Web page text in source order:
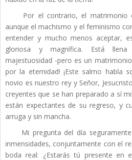
Por el contrario, el matrimonio
aunque el machismo y el feminismo
entender y mucho menos aceptar,
gloriosa y magnífica. Está llena
majestuosidad -pero es un matrimonio
por la eternidad! ¡Este salmo habla
novio es nuestro rey y Señor,
creyentes que se han preparado a sí
están expectantes de su regreso, y
arruga y sin mancha.
Mi pregunta del día seguramente
inmensidades, conjuntamente con el
boda real: ¿Estarás tú presente en